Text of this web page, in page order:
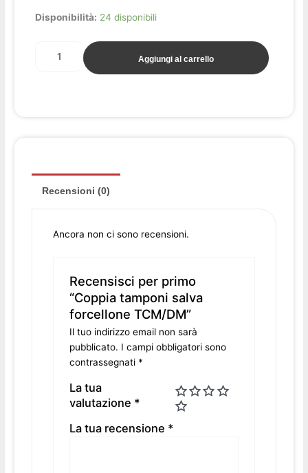
Disponibilità: 24 disponibili
Coppia
forcellone
Aggiungi al carrello
Recensioni (0)
Ancora non ci sono recensioni.
Recensisci per primo
“Coppia tamponi salva
forcellone TCM/DM”
Il tuo indirizzo email non sarà
pubblicato. I campi obbligatori sono
contrassegnati *
La tua
valutazione *
La tua recensione *